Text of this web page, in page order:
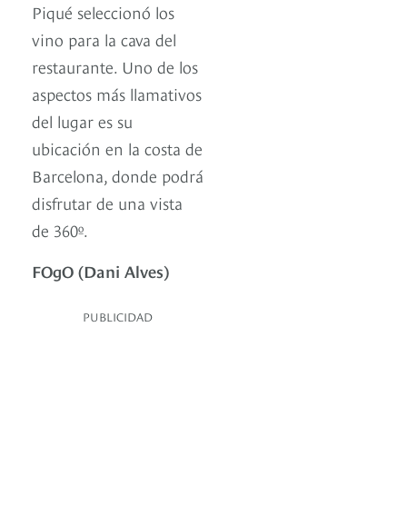
Piqué seleccionó los
vino para la cava del
restaurante. Uno de los
aspectos más llamativos
del lugar es su
ubicación en la costa de
Barcelona, donde podrá
disfrutar de una vista
de 360º.
FOgO (Dani Alves)
PUBLICIDAD